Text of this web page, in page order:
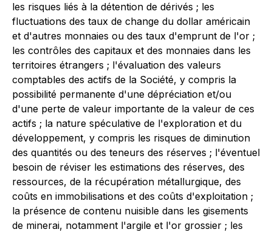
les risques liés à la détention de dérivés ; les
fluctuations des taux de change du dollar américain
et d'autres monnaies ou des taux d'emprunt de l'or ;
les contrôles des capitaux et des monnaies dans les
territoires étrangers ; l'évaluation des valeurs
comptables des actifs de la Société, y compris la
possibilité permanente d'une dépréciation et/ou
d'une perte de valeur importante de la valeur de ces
actifs ; la nature spéculative de l'exploration et du
développement, y compris les risques de diminution
des quantités ou des teneurs des réserves ; l'éventuel
besoin de réviser les estimations des réserves, des
ressources, de la récupération métallurgique, des
coûts en immobilisations et des coûts d'exploitation ;
la présence de contenu nuisible dans les gisements
de minerai, notamment l'argile et l'or grossier ; les